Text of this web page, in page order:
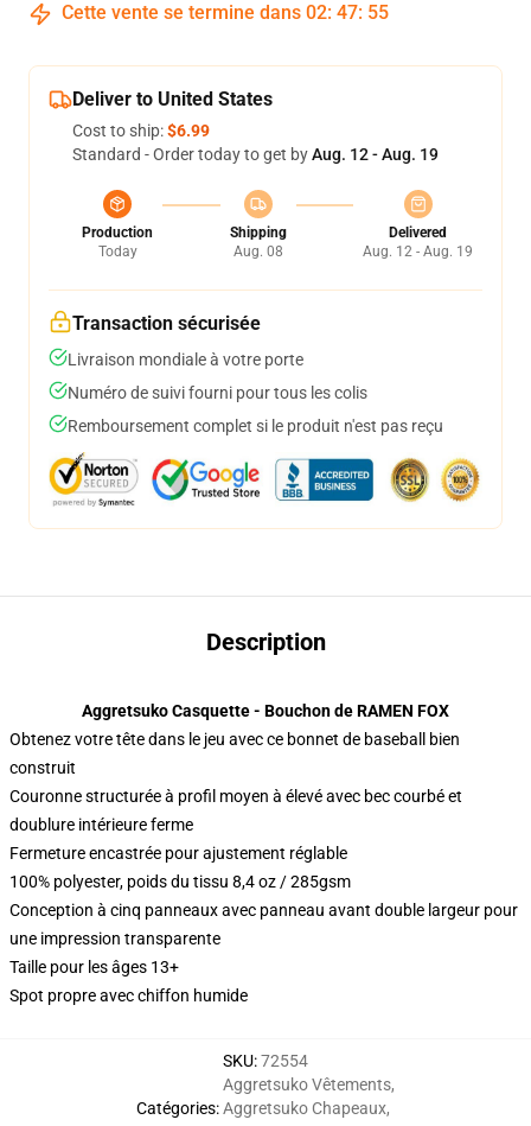
Cette vente se termine dans 02: 47: 54
Deliver to United States
Cost to ship:$6.99
Standard - Order today to get byAug. 12 - Aug. 19
Production
Today
Shipping
Aug. 08
Delivered
Aug. 12 - Aug. 19
Transaction sécurisée
Livraison mondiale à votre porte
Numéro de suivi fourni pour tous les colis
Remboursement complet si le produit n'est pas reçu
Description
Aggretsuko Casquette - Bouchon de RAMEN FOX
Obtenez votre tête dans le jeu avec ce bonnet de baseball bien
construit
Couronne structurée à profil moyen à élevé avec bec courbé et
doublure intérieure ferme
Fermeture encastrée pour ajustement réglable
100% polyester, poids du tissu 8,4 oz / 285gsm
Conception à cinq panneaux avec panneau avant double largeur pour
une impression transparente
Taille pour les âges 13+
Spot propre avec chiffon humide
SKU:72554
Catégories:
Aggretsuko Vêtements,
Aggretsuko Chapeaux,